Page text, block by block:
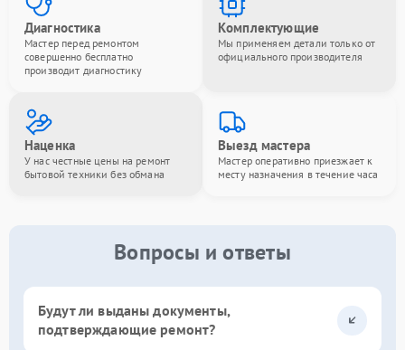
Диагностика
Мастер перед ремонтом
совершенно бесплатно
производит диагностику
Комплектующие
Мы применяем детали только от
официального производителя
Наценка
У нас честные цены на ремонт
бытовой техники без обмана
Выезд мастера
Мастер оперативно приезжает к
месту назначения в течение часа
Вопросы и ответы
Будут ли выданы документы,
подтверждающие ремонт?